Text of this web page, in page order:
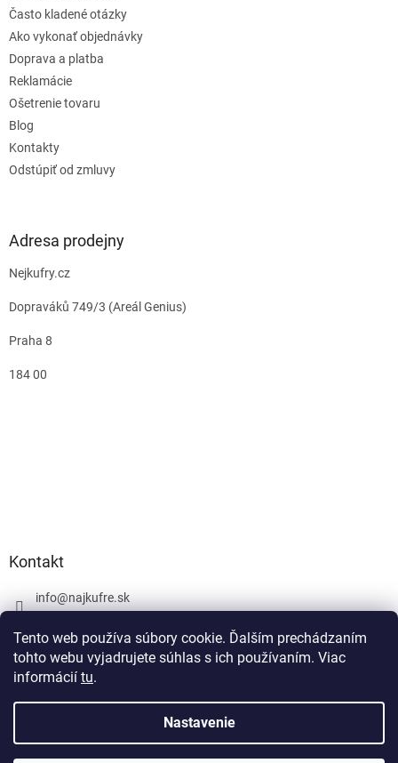
Tento web používa súbory cookie. Ďalším prechádzaním
tohto webu vyjadrujete súhlas s ich používaním. Viac
informácií tu.
Nastavenie
Často kladené otázky
Ako vykonať objednávky
Doprava a platba
Reklamácie
Ošetrenie tovaru
Blog
Kontakty
Odstúpiť od zmluvy
Adresa prodejny
Nejkufry.cz
Dopraváků 749/3 (Areál Genius)
Praha 8
184 00
Kontakt
info@najkufre.sk
Facebook
Vytvoril Shoptet